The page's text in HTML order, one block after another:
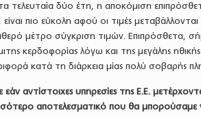
τελευταία δύο έτη, η αποκόμιση
είναι πιο εύκολη αφού οι τιμές
μέτρο σύγκριση τιμών. Επιπρόσθετα,
κερδοφορίας λόγω και της μεγάλης
κατά τη διάρκεια μίας πολύ σοβαρής
εάν αντίστοιχες υπηρεσίες της Ε.Ε.
αποτελεσματικό που θα